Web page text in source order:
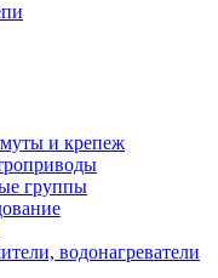
и крепеж
группы
водонагреватели